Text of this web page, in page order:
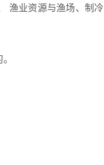
渔业资源与渔场、制冷